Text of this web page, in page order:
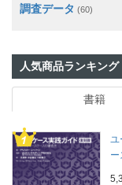
調査データ (60)
人気商品ランキング
書籍
ー